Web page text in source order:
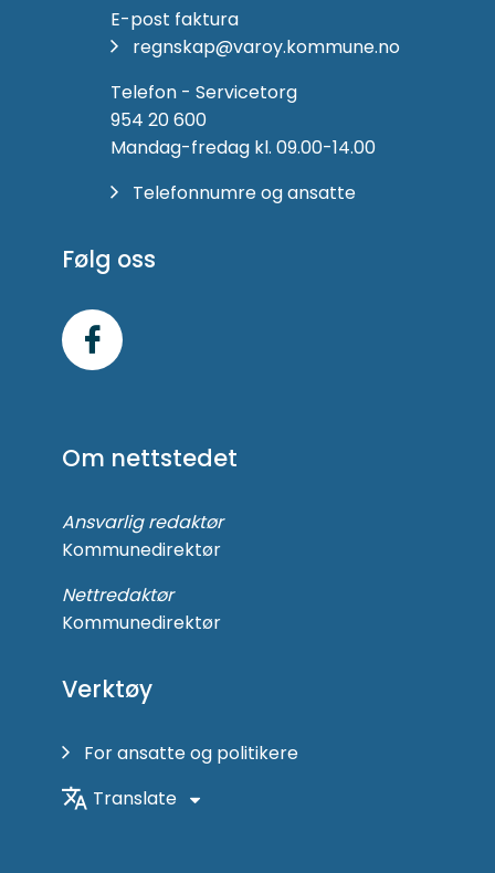
E-post faktura
regnskap@varoy.kommune.no
Telefon - Servicetorg
954 20 600
Mandag-fredag kl. 09.00-14.00
Telefonnumre og ansatte
Følg oss
Facebook
Om nettstedet
Ansvarlig redaktør
Kommunedirektør
Nettredaktør
Kommunedirektør
Verktøy
For ansatte og politikere
Translate